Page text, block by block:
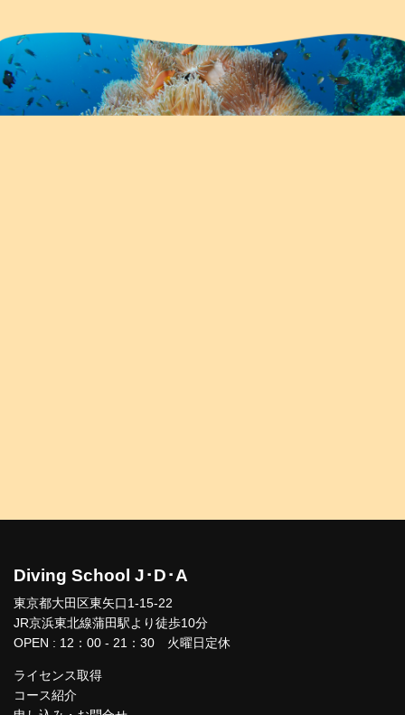
Diving School J･D･A
東京都大田区東矢口1-15-22
JR京浜東北線蒲田駅より徒歩10分
OPEN : 12：00 - 21：30 火曜日定休
ライセンス取得
コース紹介